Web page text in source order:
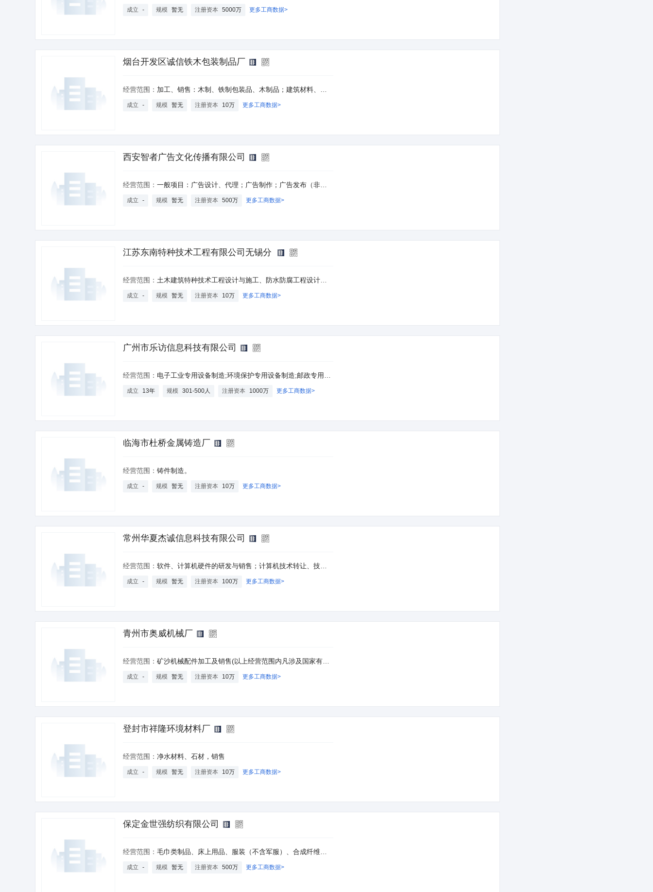
成立 - 规模 暂无 注册资本 5000万 更多工商数据>
烟台开发区诚信铁木包装制品厂
经营范围： 加工、销售：木制、铁制包装品、木制品；建筑材料、装饰材料（不含危险品）、钢材、木材的销售。(依法须经批准的项目，经相关部门批准后方可开展经营活动)
成立 - 规模 暂无 注册资本 10万 更多工商数据>
西安智者广告文化传播有限公司
经营范围： 一般项目：广告设计、代理；广告制作；广告发布（非广播电台、电视台、报刊出版单位）；组织文化艺术交流活动；礼仪服务；会议及展览服务；工艺美术品及收藏品零售（象牙及其制品除外）；城乡市容管理；计算机软硬件及辅助设备零售；市场营销策划；信息咨询服务（不含许可类信息咨询服务）；国内贸易代理。(除依法须经批准的项目外，凭营业执照依法自主开展经营活动)许可项目：广告发布（广播电台、电视台、报刊出版单位）；保健用品（非食品）销售；食品经营（销售预包装食品）；食品经营（销售散装食品）。(依法须经批准的项目，经相关部门批准后方可开展经营活动，具体经营项目以审批结果为准)
成立 - 规模 暂无 注册资本 500万 更多工商数据>
江苏东南特种技术工程有限公司无锡分
经营范围： 土木建筑特种技术工程设计与施工、防水防腐工程设计与施工、室内外装饰工程设计及施工、土木工程建筑、工程技术咨询服务，金属材料、建筑材料、装饰材料、五金交电、化工产品及原料（不含危险品）销售。（依法须经批准的项目，经相关部门批准后方可开展经营活动）
成立 - 规模 暂无 注册资本 10万 更多工商数据>
广州市乐访信息科技有限公司
经营范围： 电子工业专用设备制造;环境保护专用设备制造;邮政专用机械及器材制造;自动售卖机制造;工业机器人制造;金属家具制造;室内非射击类、非球类、非棋牌类的竞技娱乐活动（不含电子游艺、攀岩、蹦床）;动漫（动画）经纪代理服务;企业总部管理;计算机整机制造;计算机外围设备制造;科技信息咨询服务;计算机零配件零售;电子元器件零售;图书防盗磁条制造;印制电路板制造;电子快译通、电子记事本、电子词典等电子设备制造;电子白板制造;图书防盗设备制造;雷达及配套设备制造;电视机制造;笔的制造;花画工艺品制造;玩具制造;密钥管理类设备和系统制造;工程技术咨询服务;网络安全信息咨询;网络技术的研究、开发;网络信息技术推广服务;办公设备批发;计算机零售;信息技术咨询服务;
成立 13年 规模 301-500人 注册资本 1000万 更多工商数据>
临海市杜桥金属铸造厂
经营范围： 铸件制造。
成立 - 规模 暂无 注册资本 10万 更多工商数据>
常州华夏杰诚信息科技有限公司
经营范围： 软件、计算机硬件的研发与销售；计算机技术转让、技术服务、技术咨询；电子产品、计算机及配件的销售及维修。（依法须经批准的项目，经相关部门批准后方可开展经营活动）
成立 - 规模 暂无 注册资本 100万 更多工商数据>
青州市奥威机械厂
经营范围： 矿沙机械配件加工及销售(以上经营范围内凡涉及国家有专项专营规定的从其规定、需许可证的凭许可证经营)
成立 - 规模 暂无 注册资本 10万 更多工商数据>
登封市祥隆环境材料厂
经营范围： 净水材料、石材，销售
成立 - 规模 暂无 注册资本 10万 更多工商数据>
保定金世强纺织有限公司
经营范围： 毛巾类制品、床上用品、服装（不含军服）、合成纤维制纬编织物生产。经营本企业自产产品及技术的出口业务和本企业所需的原辅材料、机械设备、零配件及技术的进口业务，但国家限定公司经营和禁止进出口的商品及技术除外。（依法须经批准的项目，经相关部门批准后方可开展经营活动）
成立 - 规模 暂无 注册资本 500万 更多工商数据>